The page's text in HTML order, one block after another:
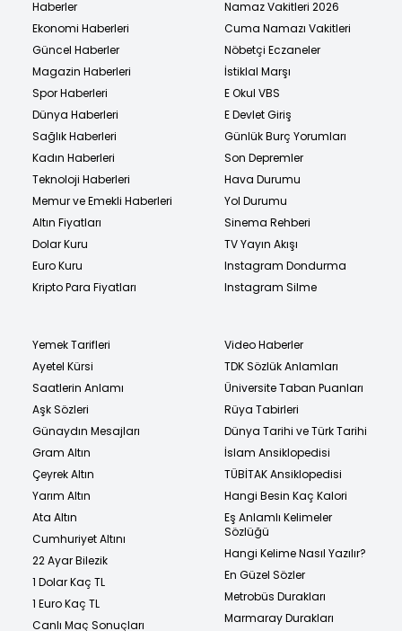
Haberler
Ekonomi Haberleri
Güncel Haberler
Magazin Haberleri
Spor Haberleri
Dünya Haberleri
Sağlık Haberleri
Kadın Haberleri
Teknoloji Haberleri
Memur ve Emekli Haberleri
Altın Fiyatları
Dolar Kuru
Euro Kuru
Kripto Para Fiyatları
Namaz Vakitleri 2026
Cuma Namazı Vakitleri
Nöbetçi Eczaneler
İstiklal Marşı
E Okul VBS
E Devlet Giriş
Günlük Burç Yorumları
Son Depremler
Hava Durumu
Yol Durumu
Sinema Rehberi
TV Yayın Akışı
Instagram Dondurma
Instagram Silme
Yemek Tarifleri
Ayetel Kürsi
Saatlerin Anlamı
Aşk Sözleri
Günaydın Mesajları
Gram Altın
Çeyrek Altın
Yarım Altın
Ata Altın
Cumhuriyet Altını
22 Ayar Bilezik
1 Dolar Kaç TL
1 Euro Kaç TL
Canlı Maç Sonuçları
Video Haberler
TDK Sözlük Anlamları
Üniversite Taban Puanları
Rüya Tabirleri
Dünya Tarihi ve Türk Tarihi
İslam Ansiklopedisi
TÜBİTAK Ansiklopedisi
Hangi Besin Kaç Kalori
Eş Anlamlı Kelimeler
Sözlüğü
Hangi Kelime Nasıl Yazılır?
En Güzel Sözler
Metrobüs Durakları
Marmaray Durakları